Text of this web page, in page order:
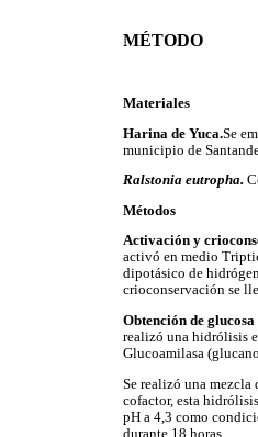
MÉTODO
Materiales
Harina de Yuca.Se
municipio de
Ralstonia eutropha.
Métodos
Activación y
activó en medio
dipotásico de
crioconservación se
Obtención de
realizó una hidrólisis
Glucoamilasa
Se realizó una
cofactor, esta
pH a 4,3 como
durante 18 horas.